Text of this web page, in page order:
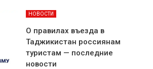
НОВОСТИ
О правилах въезда в
Таджикистан россиянам
туристам — последние
новости